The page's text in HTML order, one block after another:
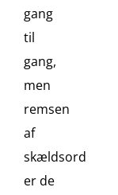
gang
til
gang,
men
remsen
af
skældsord
er de